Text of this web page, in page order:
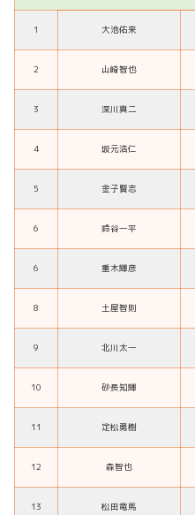
1 大池佑来
2 山崎智也
3 深川真二
4 坂元浩仁
5 金子賢志
6 鈴谷一平
6 重木輝彦
8 土屋智則
9 北川太一
10 砂長知輝
11 定松勇樹
12 森智也
13 松田竜馬